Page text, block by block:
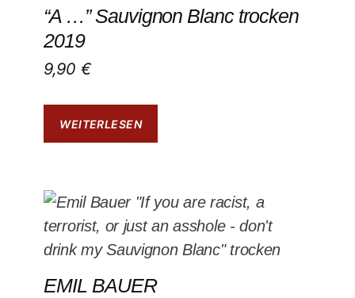
“A …” Sauvignon Blanc trocken
2019
9,90 €
WEITERLESEN
EMIL BAUER